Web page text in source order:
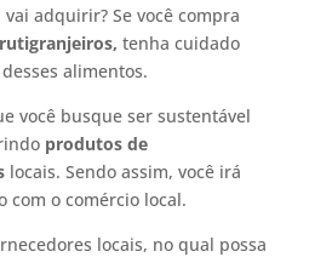
adquirir? Se você compra
tenha cuidado
alimentos.
você busque ser sustentável
produtos de
locais. Sendo assim, você irá
com o comércio local.
locais, no qual possa